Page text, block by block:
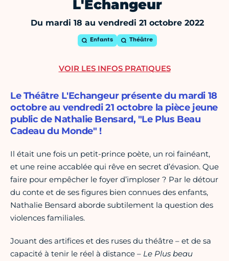
L'Echangeur
Du mardi 18 au vendredi 21 octobre 2022
Enfants Théâtre
Le Théâtre L'Echangeur présente du mardi 18
octobre au vendredi 21 octobre la pièce jeune
public de Nathalie Bensard, "Le Plus Beau
Cadeau du Monde" !
Il était une fois un petit-prince poète, un roi fainéant,
et une reine accablée qui rêve en secret d’évasion. Que
faire pour empêcher le foyer d’imploser ? Par le détour
du conte et de ses figures bien connues des enfants,
Nathalie Bensard aborde subtilement la question des
violences familiales.
Jouant des artifices et des ruses du théâtre – et de sa
capacité à tenir le réel à distance – Le Plus beau
VOIR LES INFOS PRATIQUES